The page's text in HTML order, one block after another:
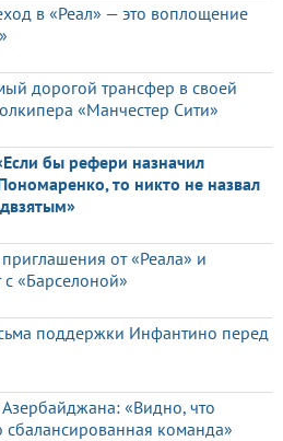
в «Реал» — это воплощение
дорогой трансфер в своей
«Манчестер Сити»
бы рефери назначил
то никто не назвал
от «Реала» и
с «Барселоной»
поддержки Инфантино перед
«Видно, что
команда»